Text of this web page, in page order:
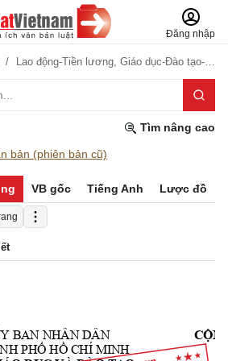
Đăng nhập
Lao động-Tiền lương, Giáo dục-Đào tạo-Dạy nghề
Tìm nâng cao
bản (phiên bản cũ)
VB gốc Tiếng Anh Lược đồ
BAN NHÂN DÂN
PHỐ HỒ CHÍ MINH